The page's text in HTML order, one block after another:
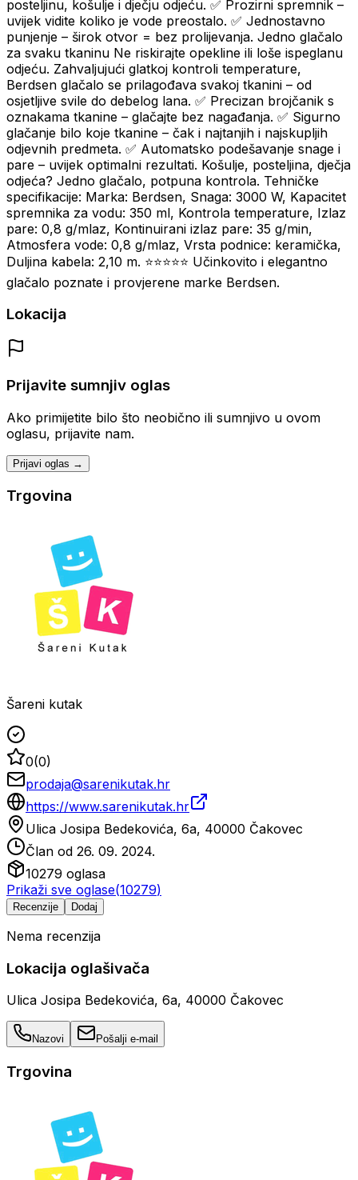
posteljinu, košulje i dječju odjeću. ✅ Prozirni spremnik –
uvijek vidite koliko je vode preostalo. ✅ Jednostavno
punjenje – širok otvor = bez prolijevanja. Jedno glačalo
za svaku tkaninu Ne riskirajte opekline ili loše ispeglanu
odjeću. Zahvaljujući glatkoj kontroli temperature,
Berdsen glačalo se prilagođava svakoj tkanini – od
osjetljive svile do debelog lana. ✅ Precizan brojčanik s
oznakama tkanine – glačajte bez nagađanja. ✅ Sigurno
glačanje bilo koje tkanine – čak i najtanjih i najskupljih
odjevnih predmeta. ✅ Automatsko podešavanje snage i
pare – uvijek optimalni rezultati. Košulje, posteljina, dječja
odjeća? Jedno glačalo, potpuna kontrola. Tehničke
specifikacije: Marka: Berdsen, Snaga: 3000 W, Kapacitet
spremnika za vodu: 350 ml, Kontrola temperature, Izlaz
pare: 0,8 g/mlaz, Kontinuirani izlaz pare: 35 g/min,
Atmosfera vode: 0,8 g/mlaz, Vrsta podnice: keramička,
Duljina kabela: 2,10 m. ⭐⭐⭐⭐⭐ Učinkovito i elegantno
glačalo poznate i provjerene marke Berdsen.
Lokacija
Prijavite sumnjiv oglas
Ako primijetite bilo što neobično ili sumnjivo u ovom
oglasu, prijavite nam.
Prijavi oglas →
Trgovina
Šareni kutak
0(0)
prodaja@sarenikutak.hr
https://www.sarenikutak.hr
Ulica Josipa Bedekovića, 6a, 40000 Čakovec
Član od 26. 09. 2024.
10279 oglasa
Prikaži sve oglase(10279)
Recenzije Dodaj
Nema recenzija
Lokacija oglašivača
Ulica Josipa Bedekovića, 6a, 40000 Čakovec
Nazovi Pošalji e-mail
Trgovina